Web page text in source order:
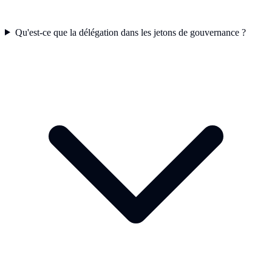
Qu'est-ce que la délégation dans les jetons de gouvernance ?